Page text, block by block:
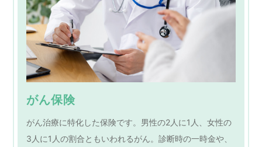
がん保険
がん治療に特化した保険です。男性の2人に1人、女性の
3人に1人の割合ともいわれるがん。診断時の一時金や、